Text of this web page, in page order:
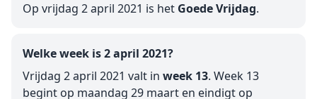
Op vrijdag 2 april 2021 is het Goede Vrijdag.
Welke week is 2 april 2021?
Vrijdag 2 april 2021 valt in week 13. Week 13
begint op maandag 29 maart en eindigt op